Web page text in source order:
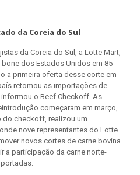
da Coreia do Sul
da Coreia do Sul, a Lotte Mart,
dos Estados Unidos em 85
a primeira oferta desse corte em
retomou as importações de
o Beef Checkoff. As
começaram em março,
do checkoff, realizou um
nove representantes do Lotte
novos cortes de carne bovina
a participação da carne norte-